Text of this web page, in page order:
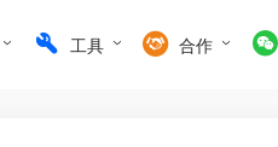
工具 合作